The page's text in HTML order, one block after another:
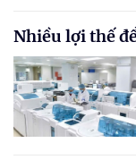
Nhiều lợi thế